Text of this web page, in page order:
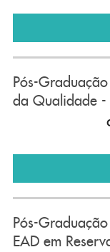
Pós-
da Qualidade -
Pós-
EAD em